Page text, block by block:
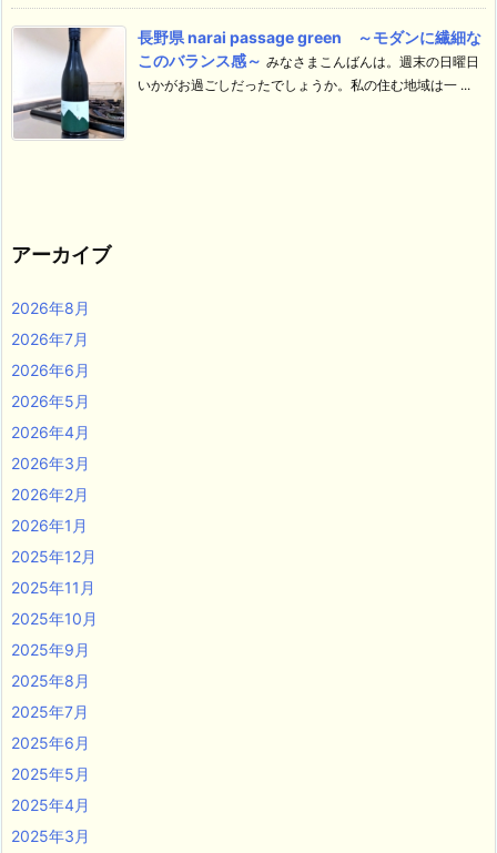
長野県 narai passage green ～モダンに繊細な
このバランス感～ みなさまこんばんは。週末の日曜日
いかがお過ごしだったでしょうか。私の住む地域は一 ...
アーカイブ
2026年8月
2026年7月
2026年6月
2026年5月
2026年4月
2026年3月
2026年2月
2026年1月
2025年12月
2025年11月
2025年10月
2025年9月
2025年8月
2025年7月
2025年6月
2025年5月
2025年4月
2025年3月